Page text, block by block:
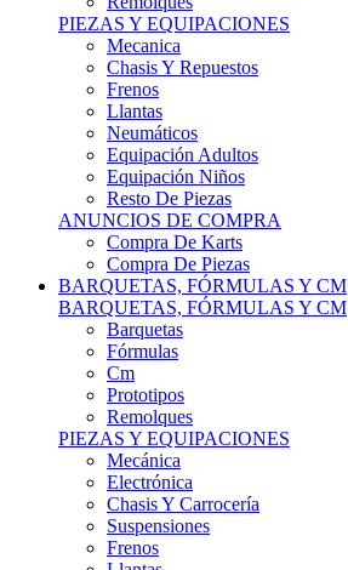
Mecanica
Chasis Y Repuestos
Frenos
Llantas
Neumáticos
Equipación Adultos
Equipación Niños
Resto De Piezas
ANUNCIOS DE COMPRA
Compra De Karts
Compra De Piezas
BARQUETAS, FÓRMULAS Y CM
BARQUETAS, FÓRMULAS Y CM
Barquetas
Fórmulas
Cm
Prototipos
Remolques
PIEZAS Y EQUIPACIONES
Mecánica
Electrónica
Chasis Y Carrocería
Suspensiones
Frenos
Llantas
Neumáticos